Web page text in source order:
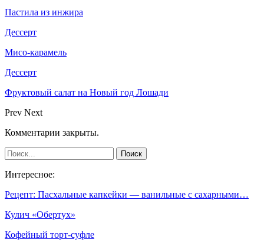
Пастила из инжира
Дессерт
Мисо-карамель
Дессерт
Фруктовый салат на Новый год Лошади
Prev Next
Комментарии закрыты.
Интересное:
Рецепт: Пасхальные капкейки — ванильные с сахарными…
Кулич «Обертух»
Кофейный торт-суфле